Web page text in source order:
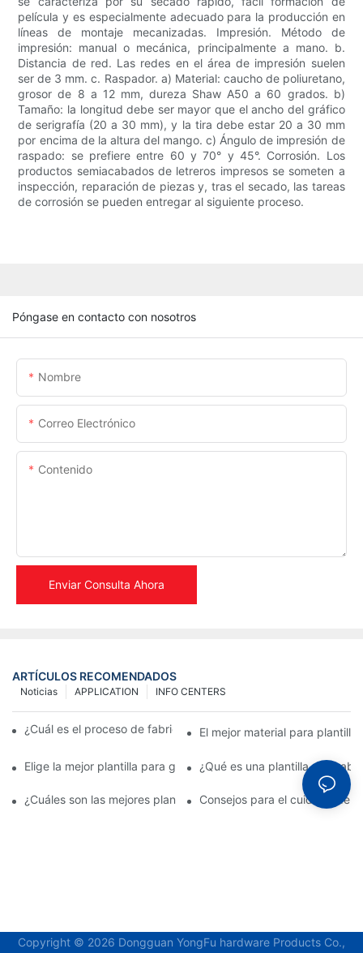
película y es especialmente adecuado para la producción en
líneas de montaje mecanizadas. Impresión. Método de
impresión: manual o mecánica, principalmente a mano. b.
Distancia de red. Las redes en el área de impresión suelen
ser de 3 mm. c. Raspador. a) Material: caucho de poliuretano,
grosor de 8 a 12 mm, dureza Shaw A50 a 60 grados. b)
Tamaño: la longitud debe ser mayor que el ancho del gráfico
de serigrafía (20 a 30 mm), y la tira debe estar 20 a 30 mm
por encima de la altura del mango. c) Ángulo de impresión de
raspado: se prefiere entre 60 y 70° y 45°. Corrosión. Los
productos semiacabados de letreros impresos se someten a
inspección, reparación de piezas y, tras el secado, las tareas
de corrosión se pueden entregar al siguiente proceso.
Póngase en contacto con nosotros
Nombre
Correo Electrónico
Contenido
Enviar Consulta Ahora
ARTÍCULOS RECOMENDADOS
INFO CENTERS
APPLICATION
Noticias
¿Cuál es el proceso de fabricación de plantillas metálicas?
El mejor material para
Elige la mejor plantilla para grabado en metal para realzar tus
¿Qué es una plantilla de
¿Cuáles son las mejores plantillas de grabado para metal?
Consejos para el cuidado de
Copyright © 2026 Dongguan YongFu hardware Products Co.,